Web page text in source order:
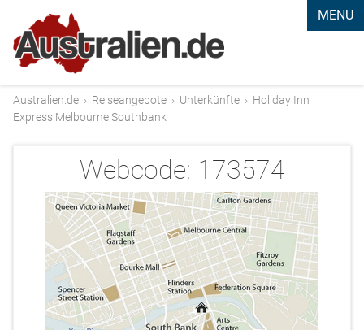
MENU
Australien.de › Reiseangebote › Unterkünfte › Holiday Inn
Express Melbourne Southbank
Webcode: 173574